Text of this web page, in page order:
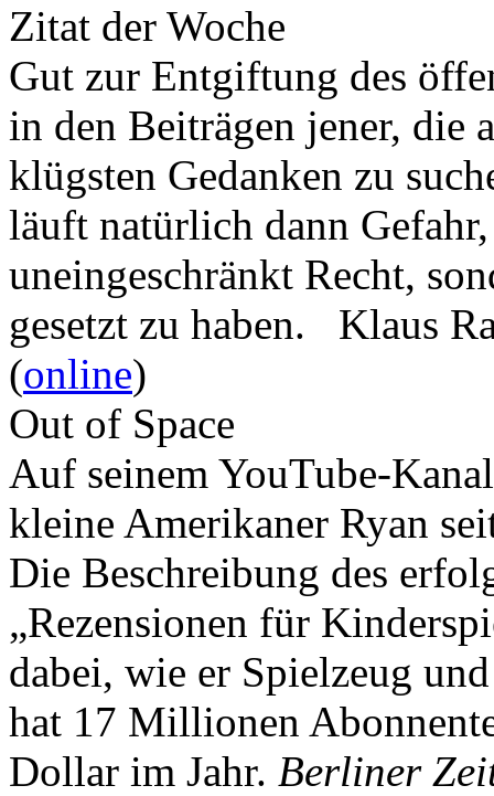
Zitat der Woche
Gut zur Entgiftung des
in den Beiträgen jener, die
klügsten Gedanken zu
läuft natürlich dann
uneingeschränkt Recht,
gesetzt zu haben. Klaus
(online)
Out of Space
Auf seinem YouTube-
kleine Amerikaner Ryan
Die Beschreibung des
„Rezensionen für
dabei, wie er Spielzeug
hat 17 Millionen
Dollar im Jahr. Berliner